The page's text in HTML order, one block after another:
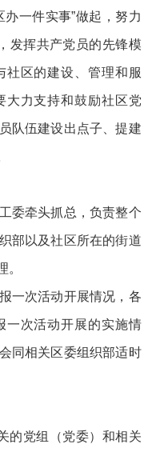
一件实事”做起，努力
发挥共产党员的先锋模
社区的建设、管理和服
大力支持和鼓励社区党
队伍建设出点子、提建
委牵头抓总，负责整个
部以及社区所在的街道
。
一次活动开展情况，各
一次活动开展的实施情
同相关区委组织部适时
的党组（党委）和相关